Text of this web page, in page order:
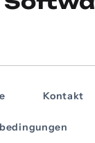
Kontakt